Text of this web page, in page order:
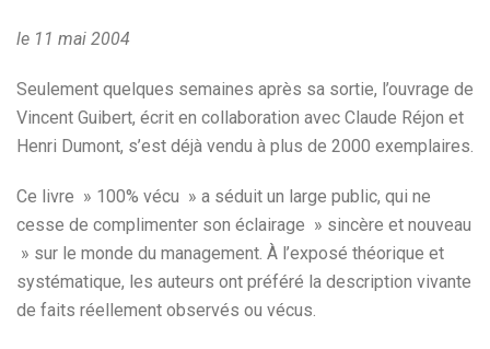
le 11 mai 2004
Seulement quelques semaines après sa sortie, l’ouvrage de
Vincent Guibert, écrit en collaboration avec Claude Réjon et
Henri Dumont, s’est déjà vendu à plus de 2000 exemplaires.
Ce livre » 100% vécu » a séduit un large public, qui ne
cesse de complimenter son éclairage » sincère et nouveau
» sur le monde du management. À l’exposé théorique et
systématique, les auteurs ont préféré la description vivante
de faits réellement observés ou vécus.